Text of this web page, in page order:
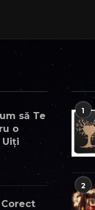
să Te
o
Uiți
Corect
1
2